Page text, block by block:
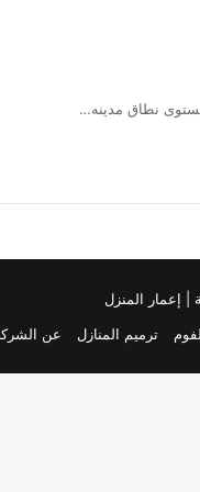
نطاق مدينه…
ترميم المنازل عن